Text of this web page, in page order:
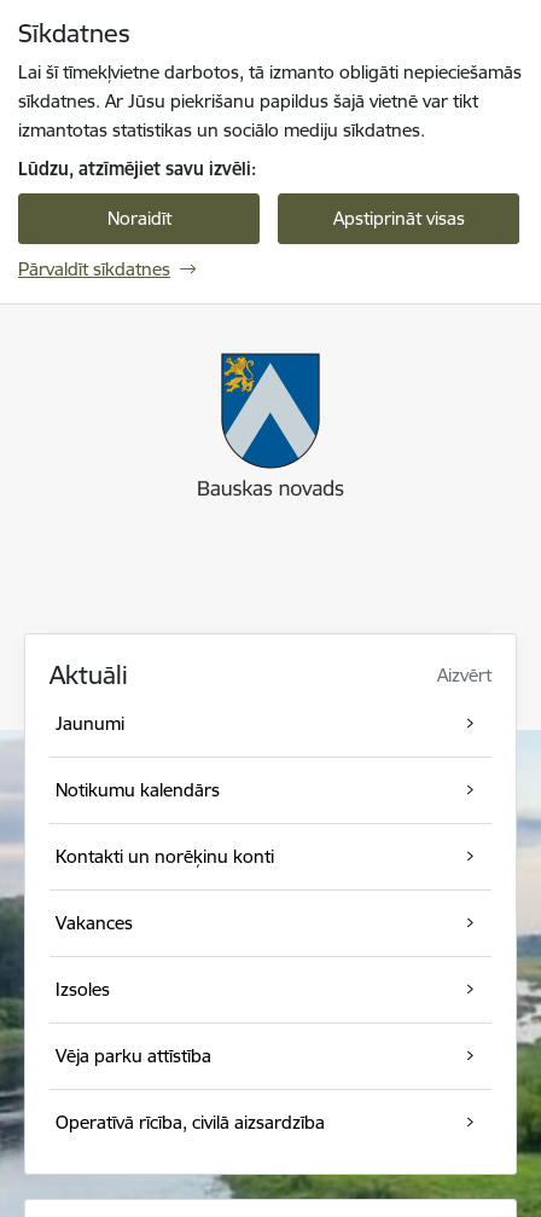
Sīkdatnes
Lai šī tīmekļvietne darbotos, tā izmanto obligāti nepieciešamās
sīkdatnes. Ar Jūsu piekrišanu papildus šajā vietnē var tikt
izmantotas statistikas un sociālo mediju sīkdatnes.
Lūdzu, atzīmējiet savu izvēli:
Noraidīt Apstiprināt visas
Pārvaldīt sīkdatnes
Aktuāli Aizvērt
Jaunumi
Notikumu kalendārs
Kontakti un norēķinu konti
Vakances
Izsoles
Vēja parku attīstība
Operatīvā rīcība, civilā aizsardzība